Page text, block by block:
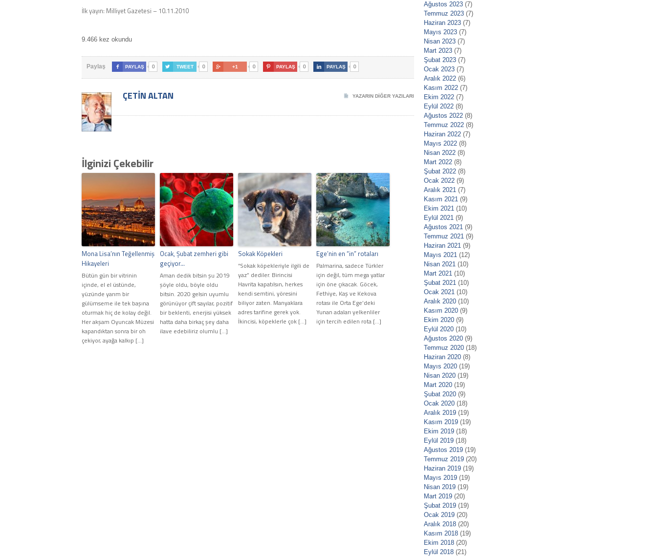
İlk yayın: Milliyet Gazetesi – 10.11.2010
9.466 kez okundu
Paylaş  PAYLAŞ 0  TWEET 0  +1 0  PAYLAŞ 0  PAYLAŞ 0
YAZARIN DIĞER YAZILARI
ÇETIN ALTAN
İlginizi Çekebilir
Mona Lisa’nın Teğellenmiş
Hikayeleri
Bütün gün bir vitrinin
içinde, el el üstünde,
yüzünde yarım bir
gülümseme ile tek başına
oturmak hiç de kolay değil.
Her akşam Oyuncak Müzesi
kapandıktan sonra bir oh
çekiyor, ayağa kalkıp […]
Ocak, Şubat zemheri gibi
geçiyor…
Aman dedik bitsin şu 2019
şöyle oldu, böyle oldu
bitsin. 2020 gelsin uyumlu
görünüyor çift sayılar, pozitif
bir beklenti, enerjisi yüksek
hatta daha birkaç şey daha
ilave edebiliriz olumlu […]
Sokak Köpekleri
“Sokak köpekleriyle ilgili de
yaz” dediler. Birincisi
Havrita kapatılsın, herkes
kendi semtini, yöresini
biliyor zaten. Manyaklara
adres tarifine gerek yok.
İkincisi, köpeklerle çok […]
Ege’nin en “in” rotaları
Palmarina, sadece Türkler
için değil, tüm mega yatlar
için öne çıkacak. Göcek,
Fethiye, Kaş ve Kekova
rotası ile Orta Ege’deki
Yunan adaları yelkenliler
için tercih edilen rota […]
Ağustos 2023 (7)
Temmuz 2023 (7)
Haziran 2023 (7)
Mayıs 2023 (7)
Nisan 2023 (7)
Mart 2023 (7)
Şubat 2023 (7)
Ocak 2023 (7)
Aralık 2022 (6)
Kasım 2022 (7)
Ekim 2022 (7)
Eylül 2022 (8)
Ağustos 2022 (8)
Temmuz 2022 (8)
Haziran 2022 (7)
Mayıs 2022 (8)
Nisan 2022 (8)
Mart 2022 (8)
Şubat 2022 (8)
Ocak 2022 (9)
Aralık 2021 (7)
Kasım 2021 (9)
Ekim 2021 (10)
Eylül 2021 (9)
Ağustos 2021 (9)
Temmuz 2021 (9)
Haziran 2021 (9)
Mayıs 2021 (12)
Nisan 2021 (10)
Mart 2021 (10)
Şubat 2021 (10)
Ocak 2021 (10)
Aralık 2020 (10)
Kasım 2020 (9)
Ekim 2020 (9)
Eylül 2020 (10)
Ağustos 2020 (9)
Temmuz 2020 (18)
Haziran 2020 (8)
Mayıs 2020 (19)
Nisan 2020 (19)
Mart 2020 (19)
Şubat 2020 (9)
Ocak 2020 (18)
Aralık 2019 (19)
Kasım 2019 (19)
Ekim 2019 (18)
Eylül 2019 (18)
Ağustos 2019 (19)
Temmuz 2019 (20)
Haziran 2019 (19)
Mayıs 2019 (19)
Nisan 2019 (19)
Mart 2019 (20)
Şubat 2019 (19)
Ocak 2019 (20)
Aralık 2018 (20)
Kasım 2018 (19)
Ekim 2018 (20)
Eylül 2018 (21)